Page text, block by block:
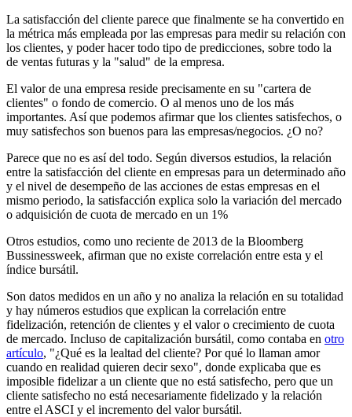
La satisfacción del cliente parece que finalmente se ha convertido en
la métrica más empleada por las empresas para medir su relación con
los clientes, y poder hacer todo tipo de predicciones, sobre todo la
de ventas futuras y la "salud" de la empresa.
El valor de una empresa reside precisamente en su "cartera de
clientes" o fondo de comercio. O al menos uno de los más
importantes. Así que podemos afirmar que los clientes satisfechos, o
muy satisfechos son buenos para las empresas/negocios. ¿O no?
Parece que no es así del todo. Según diversos estudios, la relación
entre la satisfacción del cliente en empresas para un determinado año
y el nivel de desempeño de las acciones de estas empresas en el
mismo periodo, la satisfacción explica solo la variación del mercado
o adquisición de cuota de mercado en un 1%
Otros estudios, como uno reciente de 2013 de la Bloomberg
Bussinessweek, afirman que no existe correlación entre esta y el
índice bursátil.
Son datos medidos en un año y no analiza la relación en su totalidad
y hay números estudios que explican la correlación entre
fidelización, retención de clientes y el valor o crecimiento de cuota
de mercado. Incluso de capitalización bursátil, como contaba en otro
artículo, "¿Qué es la lealtad del cliente? Por qué lo llaman amor
cuando en realidad quieren decir sexo", donde explicaba que es
imposible fidelizar a un cliente que no está satisfecho, pero que un
cliente satisfecho no está necesariamente fidelizado y la relación
entre el ASCI y el incremento del valor bursátil.